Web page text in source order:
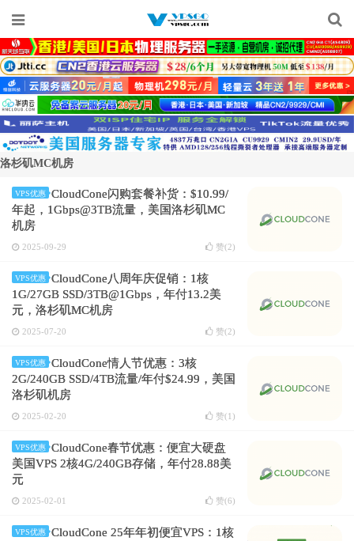
洛杉矶MC机房
VPS优惠
CloudCone闪购套餐补货：$10.99/
年起，1Gbps@3TB流量，美国洛杉矶MC
机房
2025-09-29 赞(2)
VPS优惠
CloudCone八周年庆促销：1核
1G/27GB SSD/3TB@1Gbps，年付13.2美
元，洛杉矶MC机房
2025-07-20 赞(2)
VPS优惠
CloudCone情人节优惠：3核
2G/240GB SSD/4TB流量/年付$24.99，美国
洛杉矶机房
2025-02-20 赞(1 )
VPS优惠
CloudCone春节优惠：便宜大硬盘
美国VPS 2核4G/240GB存储，年付28.88美
元
2025-02-01 赞(6)
VPS优惠
CloudCone 25年年初便宜VPS：1核